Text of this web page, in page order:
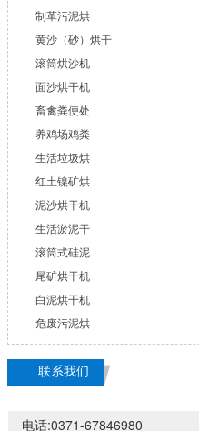
制革污泥烘
黄沙（砂）烘干
滚筒烘沙机
面沙烘干机
畜禽粪便处
养鸡场鸡粪
生活垃圾烘
红土镍矿烘
泥沙烘干机
生活淤泥干
滚筒式硅泥
尾矿烘干机
白泥烘干机
危废污泥烘
联系我们
电话:0371-67846980